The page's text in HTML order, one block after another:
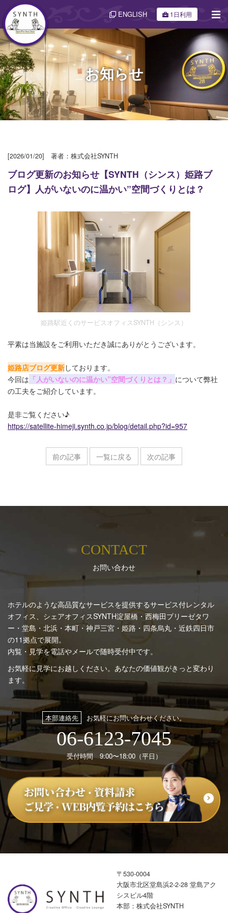
ENGLISH 1日利用
お知らせ
[2026/01/20] 著者：株式会社SYNTH
ブログ更新のお知らせ【SYNTH（シンス）姫路ブ
ログ】人がいないのに温かい”空間づくりとは？
姫路駅近くのサービスオフィスSYNTH（シンス）
平素は当施設をご利用いただき誠にありがとうございます。
姫路店ブログ更新しております。
今回は 「人がいないのに温かい”空間づくりとは？」 について弊社
の工夫をご紹介しています。
是非ご覧ください♪
https://satellite-himeji.synth.co.jp/blog/detail.php?id=957
前の記事 一覧に戻る 次の記事
CONTACT
お問い合わせ
ホテルのような高品質なサービスを提供するサービス付レンタル
オフィス、シェアオフィスSYNTH淀屋橋・西梅田ブリーゼタワ
ー・堂島・北浜・本町・神戸三宮・姫路・四条烏丸・近鉄四日市
の11拠点で展開。
内覧・見学を電話やメールで随時受付中です。
お気軽に見学にお越しください。あなたの価値観がきっと変わり
ます。
本部連絡先 お気軽にお問い合わせください。
06-6123-7045
受付時間 9:00〜18:00（平日）
〒530-0004
大阪市北区堂島浜2-2-28 堂島アク
シスビル4階
本部：株式会社SYNTH